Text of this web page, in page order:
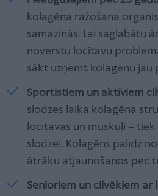
kolagēna ražošana
samazinās. Lai saglabātu
novērstu locītavu
sākt uzņemt kolagēnu jau
Sportistiem un aktīviem
slodzes laikā kolagēna
locītavas un muskuļi –
slodzei. Kolagēns palīdz
ātrāku atjaunošanos pēc
Senioriem un cilvēkiem